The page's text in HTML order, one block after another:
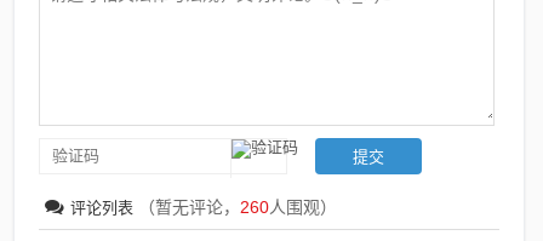
评论列表 （暂无评论，260人围观）